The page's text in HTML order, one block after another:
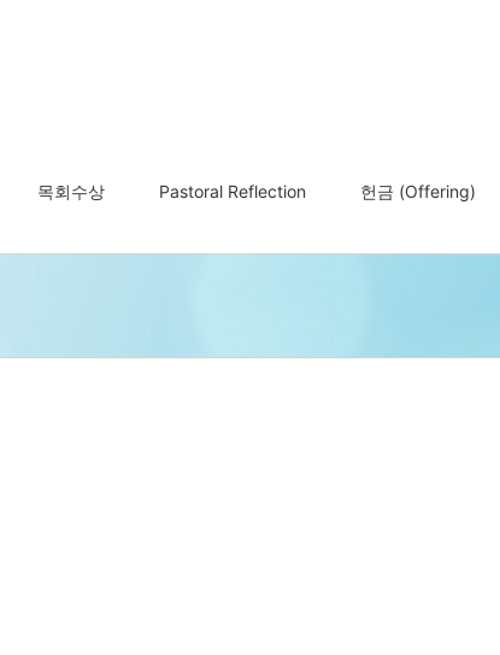
목회수상 Pastoral Reflection 헌금 (Offering)